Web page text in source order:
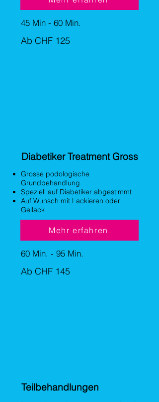
45 Min - 60 Min.
Ab CHF 125
Diabetiker Treatment Gross
Grosse podologische
Grundbehandlung
Speziell auf Diabetiker abgestimmt
Auf Wunsch mit Lackieren oder
Gellack
Mehr erfahren
60 Min. - 95 Min.
Ab CHF 145
Teilbehandlungen